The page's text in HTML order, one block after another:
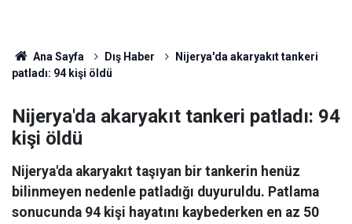
Ana Sayfa Dış Haber
Nijerya'da akaryakıt tankeri
patladı: 94 kişi öldü
Nijerya'da akaryakıt tankeri patladı: 94
kişi öldü
Nijerya'da akaryakıt taşıyan bir tankerin henüz
bilinmeyen nedenle patladığı duyuruldu. Patlama
sonucunda 94 kişi hayatını kaybederken en az 50